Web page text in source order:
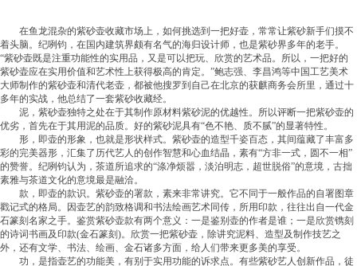
在鱼龙混杂的紫砂壶收藏市场上，如何挑选到一把好壶，常常让紫砂新手们摸不
着头脑。纪咧钧，在国内建筑界颇有名气的海归设计师，也是紫砂界多年的老手。
“紫砂壶既是注重功能性的实用品，又是可以把玩、欣赏的艺术品。所以，一把好的
紫砂壶应在实用价值和艺术性上获得极高的肯定。”鲍志强、李昌鸿等中国工艺美术
大师制作的紫砂壶和清代老壶，都被他搜罗到自己在北京的获麒商务会所里，通过十
多年的实战，他总结了一套紫砂收藏经。
泥，紫砂壶独特之处在于其制作原材料紫砂泥的优越性。所以评断一把紫砂壶的
优劣，首先在于其用泥的品质。好的紫砂泥具有“色不艳、质不腻”的显著特性。
形，即壶的形象，也就是形状样式。紫砂壶的造型千姿百态，其间蕴藏了丰富多
彩的完美器形，汇集了历代艺人的创作智慧和心血结晶，素有“方非一式，圆不一相”
的赞誉。纪咧钧认为，茶道所追求的“涤净烦嚣，淡泊明志，超世脱俗”的意境，古拙
素雅与茶道文化的意境最是融洽。
款，即壶的款识。紫砂壶的署款，素来非常讲究。它不同于一般作品的自署图章
戳记式的格局。因壶艺的韵致格调和书法绘画艺术同传，所用印款，往往出自一代金
石篆刻名家之手。鉴赏紫砂壶款有两个意义：一是鉴别壶的作者是谁；一是欣赏镌刻
的诗词书画及印款(金石篆刻)。欣赏一把紫砂壶，除讲究泥料、造型及制作技艺之
外，还有文学、书法、绘画、金石诸多方面，给人们带来更多美的享受。
功，是指壶艺的功能美，有别于实用功能的诉求点。有些紫砂艺人创新作品，徒